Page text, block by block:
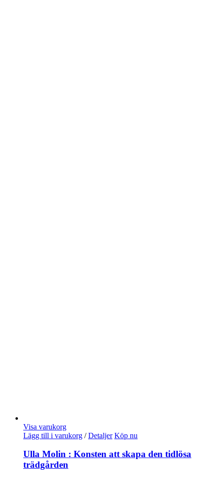
Visa varukorg
Lägg till i varukorg / Detaljer Köp nu
Ulla Molin : Konsten att skapa den tidlösa
trädgården